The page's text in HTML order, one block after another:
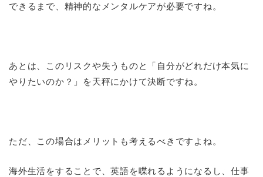
できるまで、精神的なメンタルケアが必要ですね。
あとは、このリスクや失うものと「自分がどれだけ本気に
やりたいのか？」を天秤にかけて決断ですね。
ただ、この場合はメリットも考えるべきですよね。
海外生活をすることで、英語を喋れるようになるし、仕事